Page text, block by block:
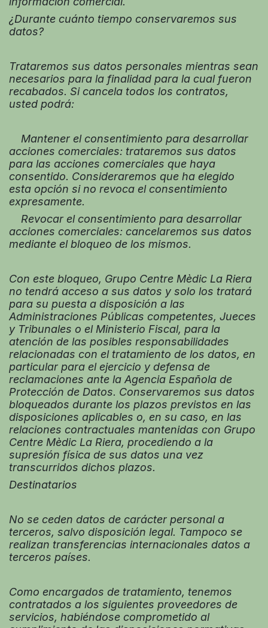
¿Durante cuánto tiempo conservaremos sus
datos?
Trataremos sus datos personales mientras sean
necesarios para la finalidad para la cual fueron
recabados. Si cancela todos los contratos,
usted podrá:
Mantener el consentimiento para desarrollar
acciones comerciales: trataremos sus datos
para las acciones comerciales que haya
consentido. Consideraremos que ha elegido
esta opción si no revoca el consentimiento
expresamente.
Revocar el consentimiento para desarrollar
acciones comerciales: cancelaremos sus datos
mediante el bloqueo de los mismos.
Con este bloqueo, Grupo Centre Mèdic La Riera
no tendrá acceso a sus datos y solo los tratará
para su puesta a disposición a las
Administraciones Públicas competentes, Jueces
y Tribunales o el Ministerio Fiscal, para la
atención de las posibles responsabilidades
relacionadas con el tratamiento de los datos, en
particular para el ejercicio y defensa de
reclamaciones ante la Agencia Española de
Protección de Datos. Conservaremos sus datos
bloqueados durante los plazos previstos en las
disposiciones aplicables o, en su caso, en las
relaciones contractuales mantenidas con Grupo
Centre Mèdic La Riera, procediendo a la
supresión física de sus datos una vez
transcurridos dichos plazos.
Destinatarios
No se ceden datos de carácter personal a
terceros, salvo disposición legal. Tampoco se
realizan transferencias internacionales datos a
terceros países.
Como encargados de tratamiento, tenemos
contratados a los siguientes proveedores de
servicios, habiéndose comprometido al